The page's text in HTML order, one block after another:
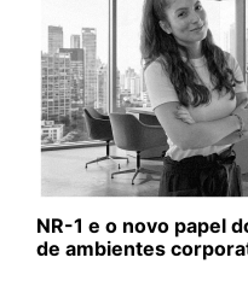
NR-1 e o novo papel
de ambientes